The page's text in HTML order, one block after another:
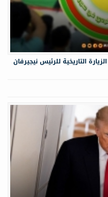
التاريخية للرئيس نيجيرفان